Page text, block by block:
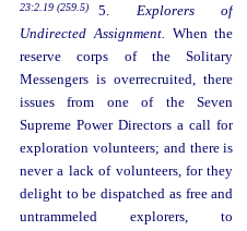
23:2.19 (259.5) 5. Explorers of
Undirected Assignment. When the
reserve corps of the Solitary
Messengers is overrecruited, there
issues from one of the Seven
Supreme Power Directors a call for
exploration volunteers; and there is
never a lack of volunteers, for they
delight to be dispatched as free and
untrammeled explorers, to